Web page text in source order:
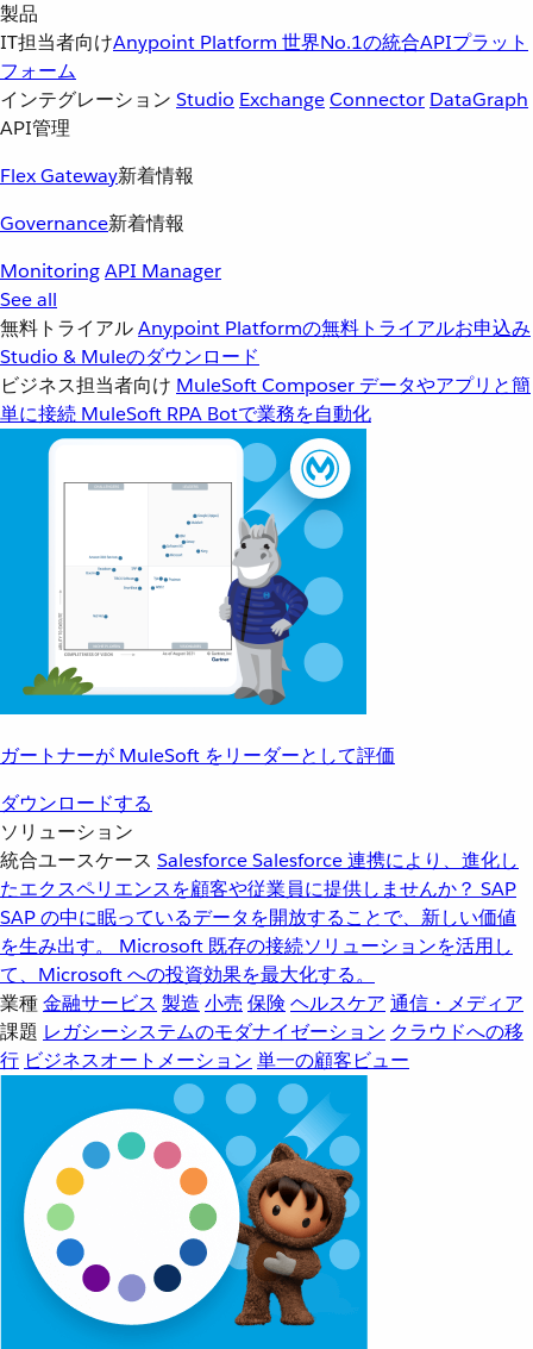
製品
IT担当者向けAnypoint Platform 世界No.1の統合APIプラット
フォーム
インテグレーション Studio ExchangeConnector DataGraph
API管理
Flex Gateway新着情報
Governance新着情報
MonitoringAPI Manager
See all
無料トライアルAnypoint Platformの無料トライアルお申込み
Studio & Muleのダウンロード
ビジネス担当者向け MuleSoft Composer データやアプリと簡
単に接続 MuleSoft RPA Botで業務を自動化
ガートナーが MuleSoft をリーダーとして評価
ダウンロードする
ソリューション
統合ユースケース SalesforceSalesforce 連携により、進化し
たエクスペリエンスを顧客や従業員に提供しませんか？ SAP
SAP の中に眠っているデータを開放することで、新しい価値
を生み出す。
Microsoft 既存の接続ソリューションを活用し
て、Microsoft への投資効果を最大化する。
業種金融サービス 製造 小売 保険 ヘルスケア 通信・メディア
課題 レガシーシステムのモダナイゼーション クラウドへの移
行 ビジネスオートメーション 単一の顧客ビュー